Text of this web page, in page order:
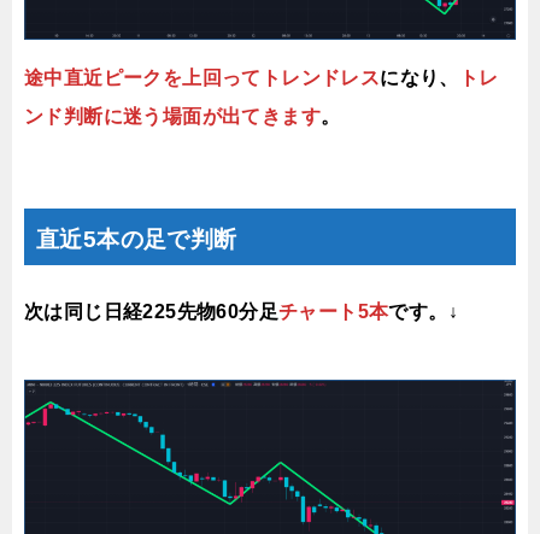
途中直近ピークを上回ってトレンドレスになり、
トレ
ンド判断に迷う場面が出てきます。
直近5本の足で判断
次は同じ日経225先物60分足チャート5本です。↓